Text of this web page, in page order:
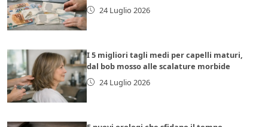
24 Luglio 2026
I 5 migliori tagli medi per capelli maturi,
dal bob mosso alle scalature morbide
24 Luglio 2026